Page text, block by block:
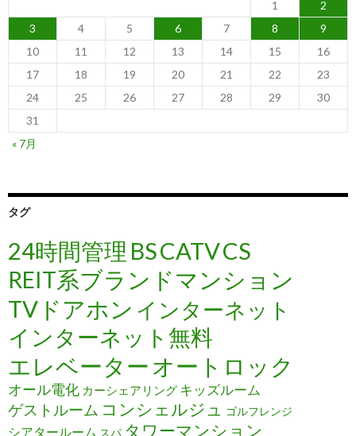
1
2
3
4 5 6 7 8
9
10
11 12 13 14 15
16
17
18 19 20 21 22
23
24
25 26 27 28 29
30
31
« 7月
タグ
24時間管理 BSCATVCS
REIT系ブランドマンション
TVドアホン インターネット
インターネット無料
エレベーター オートロック
オール電化 カーシェアリング キッズルーム
ゲストルーム コンシェルジュ ゴルフレンジ
シアタールーム スパ タワーマンション